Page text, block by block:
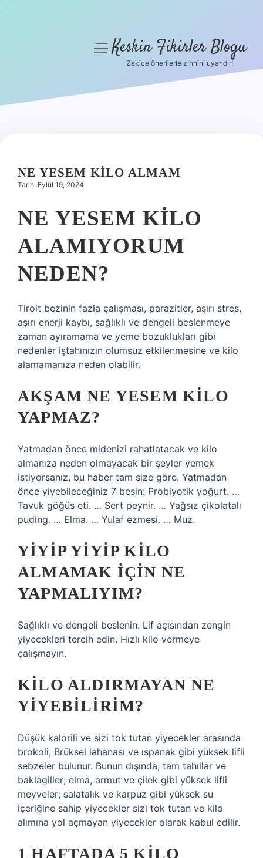
Hakkımızda
menüyüKeskin Fikirler Blogu
Zekice önerilerle zihnini uyandır!
NE YESEM KILO ALMAM
Tarih: Eylül 19, 2024
NE YESEM KILO
ALAMIYORUM
NEDEN?
Tiroit bezinin fazla çalışması, parazitler, aşırı stres,
aşırı enerji kaybı, sağlıklı ve dengeli beslenmeye
zaman ayıramama ve yeme bozuklukları gibi
nedenler iştahınızın olumsuz etkilenmesine ve kilo
alamamanıza neden olabilir.
AKŞAM NE YESEM KILO
YAPMAZ?
Yatmadan önce midenizi rahatlatacak ve kilo
almanıza neden olmayacak bir şeyler yemek
istiyorsanız, bu haber tam size göre. Yatmadan
önce yiyebileceğiniz 7 besin: Probiyotik yoğurt. …
Tavuk göğüs eti. … Sert peynir. … Yağsız çikolatalı
puding. … Elma. … Yulaf ezmesi. … Muz.
YIYIP YIYIP KILO
ALMAMAK IÇIN NE
YAPMALIYIM?
Sağlıklı ve dengeli beslenin. Lif açısından zengin
yiyecekleri tercih edin. Hızlı kilo vermeye
çalışmayın.
KILO ALDIRMAYAN NE
YIYEBILIRIM?
Düşük kalorili ve sizi tok tutan yiyecekler arasında
brokoli, Brüksel lahanası ve ıspanak gibi yüksek lifli
sebzeler bulunur. Bunun dışında; tam tahıllar ve
baklagiller; elma, armut ve çilek gibi yüksek lifli
meyveler; salatalık ve karpuz gibi yüksek su
içeriğine sahip yiyecekler sizi tok tutan ve kilo
alımına yol açmayan yiyecekler olarak kabul edilir.
1 HAFTADA 5 KILO